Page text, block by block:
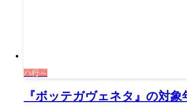
ハ行～
『ボッテガヴェネタ』の対